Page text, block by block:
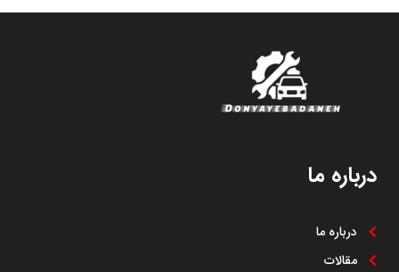
درباره ما
درباره ما
مقالات